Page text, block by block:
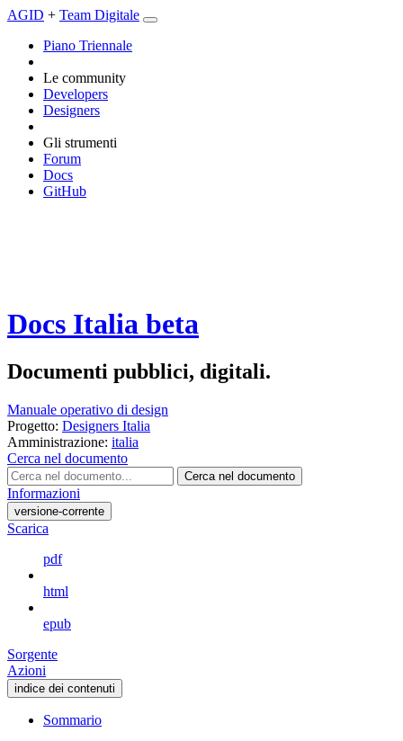
AGID + Team Digitale
Piano Triennale
Le community
Developers
Designers
Gli strumenti
Forum
Docs
GitHub
Docs Italia beta
Documenti pubblici, digitali.
Manuale operativo di design
Progetto: Designers Italia
Amministrazione: italia
Cerca nel documento
Cerca nel documento
Informazioni
versione-corrente
Scarica
pdf
html
epub
Sorgente
Azioni
indice dei contenuti
Sommario